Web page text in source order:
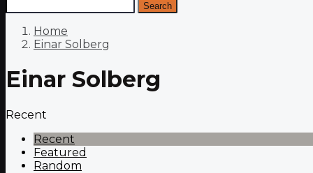
Search
Home
Einar Solberg
Einar Solberg
Recent
Recent
Featured
Random